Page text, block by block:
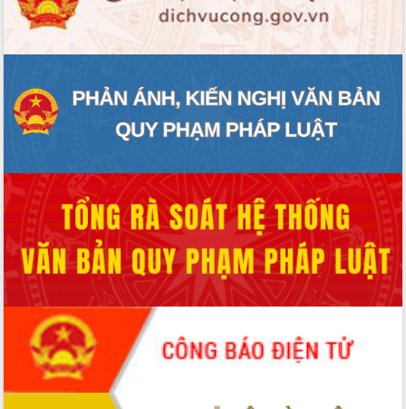
ĐIỂM TIN VĂN BẢN